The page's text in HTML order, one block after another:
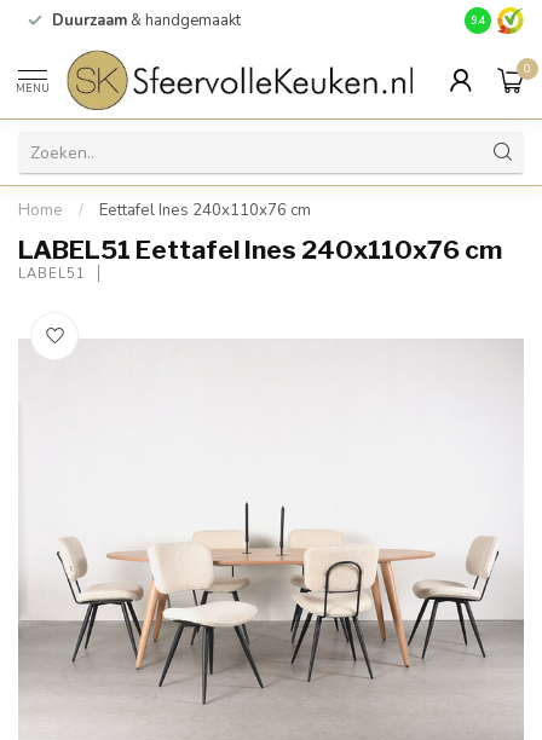
Duurzaam & handgemaakt Gratis
9.4
MENU
0
Home / Eettafel Ines 240x110x76 cm
LABEL51 Eettafel Ines 240x110x76 cm
LABEL51